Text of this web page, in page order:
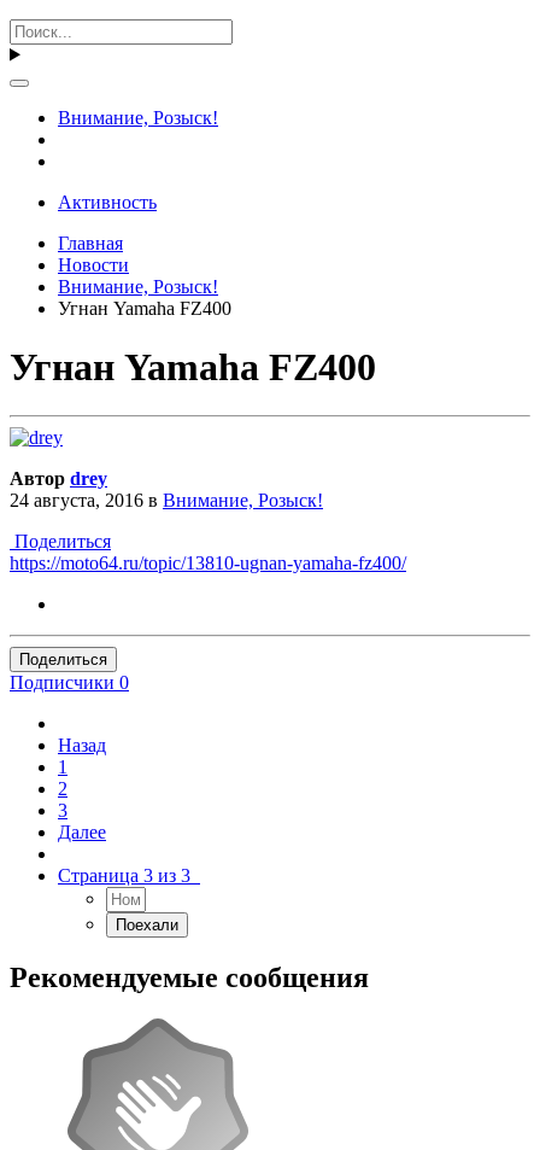
Внимание, Розыск!
Активность
Главная
Новости
Внимание, Розыск!
Угнан Yamaha FZ400
Угнан Yamaha FZ400
Автор drey
24 августа, 2016 в Внимание, Розыск!
Поделиться
https://moto64.ru/topic/13810-ugnan-yamaha-fz400/
Поделиться
Подписчики 0
Назад
1
2
3
Далее
Страница 3 из 3
Рекомендуемые сообщения